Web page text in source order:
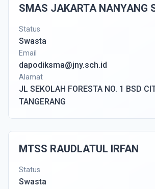
SMAS JAKARTA NANYANG
Status
Swasta
Email
dapodiksma@jny.sch.id
Alamat
JL SEKOLAH FORESTA NO. 1 BSD
TANGERANG
MTSS RAUDLATUL IRFAN
Status
Swasta